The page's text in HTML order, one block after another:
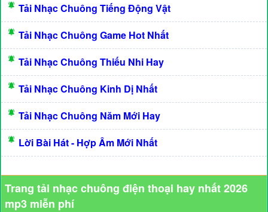
Tải Nhạc Chuông Tiếng Động Vật
Tải Nhạc Chuông Game Hot Nhất
Tải Nhạc Chuông Thiếu Nhi Hay
Tải Nhạc Chuông Kinh Dị Nhất
Tải Nhạc Chuông Năm Mới Hay
Lời Bài Hát - Hợp Âm Mới Nhất
Trang tải nhạc chuông điện thoại hay nhất 2026
mp3 miễn phí